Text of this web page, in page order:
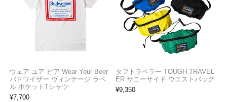
ウェア ユア ビア Wear Your Beer
バドワイザー ヴィンテージ ラベ
ル ポケットTシャツ
¥7,700
タフトラベラー TOUGH TRAVEL
ER サニーサイド ウエストバッグ
¥9,350